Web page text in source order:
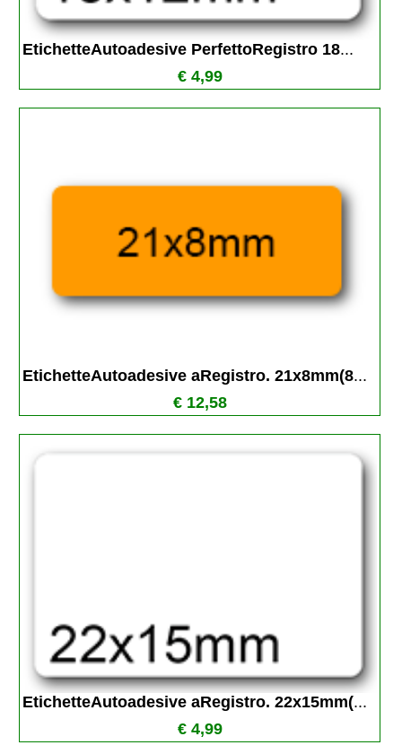
EtichetteAutoadesive PerfettoRegistro 18...
€ 4,99
EtichetteAutoadesive aRegistro. 21x8mm(8...
€ 12,58
EtichetteAutoadesive aRegistro. 22x15mm(...
€ 4,99